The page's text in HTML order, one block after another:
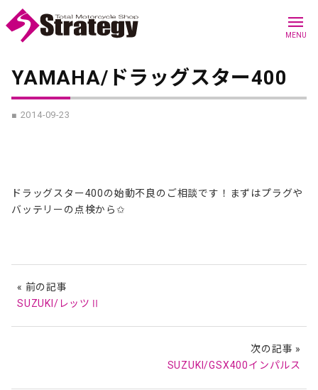
menu
MENU
YAMAHA/ドラッグスター400
■ 2014-09-23
ドラッグスター400の始動不良のご相談です！まずはプラグや
バッテリーの点検から✩
« 前の記事
SUZUKI/レッツⅡ
次の記事 »
SUZUKI/GSX400インパルス